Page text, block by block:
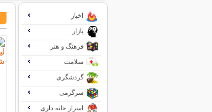
اخبار
بازار
فرهنگ و هنر
سلامت
گردشگری
سرگرمی
اسرار خانه داری